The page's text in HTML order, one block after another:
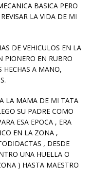
BASICA PERO
LA VIDA DE MI
DE VEHICULOS EN LA
PIONERO EN RUBRO
HECHAS A MANO,
LA MAMA DE MI TATA
SU PADRE COMO
ESA EPOCA , ERA
EN LA ZONA ,
, DESDE
UNA HUELLA O
) HASTA MAESTRO